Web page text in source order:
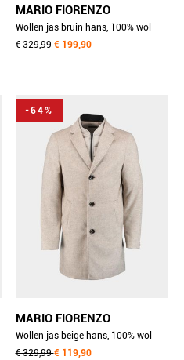
MARIO FIORENZO
Wollen jas bruin hans, 100% wol
met nylon inlay 9082h/3 brown
€ 329,99€ 199,90
-64%
MARIO FIORENZO
Wollen jas beige hans, 100% wol
met nylon inlay 9082h/2 sand
€ 329,99€ 119,90